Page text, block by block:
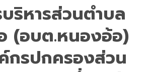
ริหารส่วนตำบล
(อบต.หนองอ้อ)
กรปกครองส่วน